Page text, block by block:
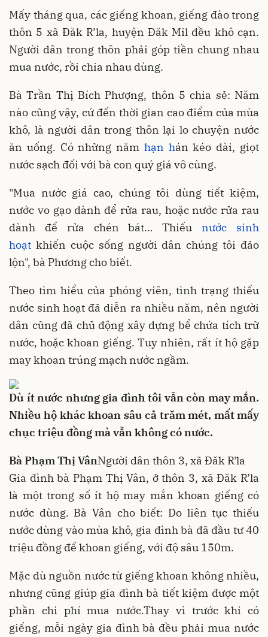
Mấy tháng qua, các giếng khoan, giếng đào trong
thôn 5 xã Đăk R’la, huyện Đăk Mil đều khô cạn.
Người dân trong thôn phải góp tiền chung nhau
mua nước, rồi chia nhau dùng.
Bà Trần Thị Bích Phượng, thôn 5 chia sẻ: Năm
nào cũng vậy, cứ đến thời gian cao điểm của mùa
khô, là người dân trong thôn lại lo chuyện nước
ăn uống. Có những năm hạn hán kéo dài, giọt
nước sạch đối với bà con quý giá vô cùng.
"Mua nước giá cao, chúng tôi dùng tiết kiệm,
nước vo gạo dành để rửa rau, hoặc nước rửa rau
dành để rửa chén bát… Thiếunước sinh
hoạt khiến cuộc sống người dân chúng tôi đảo
lộn", bà Phương cho biết.
Theo tìm hiểu của phóng viên, tình trạng thiếu
nước sinh hoạt đã diễn ra nhiều năm, nên người
dân cũng đã chủ động xây dựng bể chứa tích trữ
nước, hoặc khoan giếng. Tuy nhiên, rất ít hộ gặp
may khoan trúng mạch nước ngầm.
Dù ít nước nhưng gia đình tôi vẫn còn may mắn.
Nhiều hộ khác khoan sâu cả trăm mét, mất mấy
chục triệu đồng mà vẫn không có nước.
Bà Phạm Thị VânNgười dân thôn 3, xã Đăk R'la
Gia đình bà Phạm Thị Vân, ở thôn 3, xã Đăk R’la
là một trong số ít hộ may mắn khoan giếng có
nước dùng. Bà Vân cho biết: Do liên tục thiếu
nước dùng vào mùa khô, gia đình bà đã đầu tư 40
triệu đồng để khoan giếng, với độ sâu 150m.
Mặc dù nguồn nước từ giếng khoan không nhiều,
nhưng cũng giúp gia đình bà tiết kiệm được một
phần chi phí mua nước.Thay vì trước khi có
giếng, mỗi ngày gia đình bà đều phải mua nước